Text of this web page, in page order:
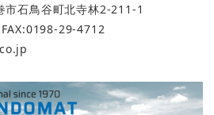
石鳥谷町北寺林2-211-1
29-4712